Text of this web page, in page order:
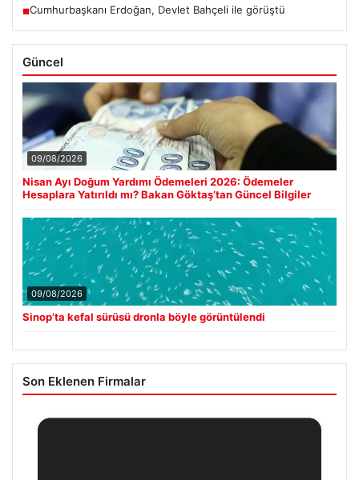
■Cumhurbaşkanı Erdoğan, Devlet Bahçeli ile görüştü
Güncel
09/08/2026
Nisan Ayı Doğum Yardımı Ödemeleri 2026: Ödemeler
Hesaplara Yatırıldı mı? Bakan Göktaş’tan Güncel Bilgiler
09/08/2026
Sinop’ta kefal sürüsü dronla böyle görüntülendi
Son Eklenen Firmalar